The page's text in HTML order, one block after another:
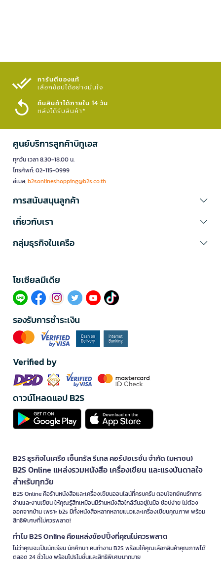
การันตีของแท้
เลือกช้อปได้อย่างมั่นใจ​
คืนสินค้าได้ภายใน 14 วัน
หลังได้รับสินค้า*
ศูนย์บริการลูกค้าบีทูเอส
ทุกวัน เวลา 8.30-18.00 น.
โทรศัพท์: 02-115-0999
อีเมล:b2sonlineshopping@b2s.co.th
การสนับสนุนลูกค้า
เกี่ยวกับเรา
กลุ่มธุรกิจในเครือ
โซเซียลมีเดีย​
รองรับการชำระเงิน
Verified by
ดาวน์โหลดแอป B2S
B2S ธุรกิจในเครือ เซ็นทรัล รีเทล คอร์ปอเรชั่น จำกัด (มหาชน)
B2S Online แหล่งรวมหนังสือ เครื่องเขียน และแรงบันดาลใจ
สำหรับทุกวัย
B2S Online คือร้านหนังสือและเครื่องเขียนออนไลน์ที่ครบครัน ตอบโจทย์คนรักการ
อ่านและงานเขียน ให้คุณรู้สึกเหมือนมีร้านหนังสือใกล้ฉันอยู่ในมือ ช้อปง่าย ไม่ต้อง
ออกจากบ้าน เพราะ b2s มีทั้งหนังสือหลากหลายแนวและเครื่องเขียนคุณภาพ พร้อม
สิทธิพิเศษที่ไม่ควรพลาด!
ทำไม B2S Online คือแหล่งช้อปปิ้งที่คุณไม่ควรพลาด
ไม่ว่าคุณจะเป็นนักเรียน นักศึกษา คนทำงาน B2S พร้อมให้คุณเลือกสินค้าคุณภาพได้
ตลอด 24 ชั่วโมง พร้อมโปรโมชั่นและสิทธิพิเศษมากมาย